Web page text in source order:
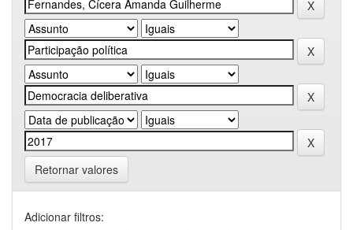
Retornar valores
Adicionar filtros: